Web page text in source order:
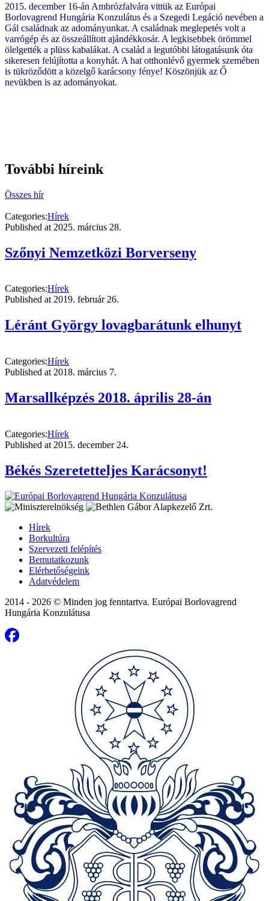
2015. december 16-án Ambrózfalvára vittük az Európai
Borlovagrend Hungária Konzulátus és a Szegedi Legáció nevében a
Gál családnak az adományunkat. A családnak meglepetés volt a
varrógép és az összeállított ajándékkosár. A legkisebbek örömmel
ölelgették a plüss kabalákat. A család a legutóbbi látogatásunk óta
sikeresen felújította a konyhát. A hat otthonlévő gyermek szemében
is tükröződött a közelgő karácsony fénye! Köszönjük az Ő
nevükben is az adományokat.
További híreink
Összes hír
Categories:Hírek
Published at 2025. március 28.
Szőnyi Nemzetközi Borverseny
Categories:Hírek
Published at 2019. február 26.
Léránt György lovagbarátunk elhunyt
Categories:Hírek
Published at 2018. március 7.
Marsallképzés 2018. április 28-án
Categories:Hírek
Published at 2015. december 24.
Békés Szeretetteljes Karácsonyt!
Hírek
Borkultúra
Szervezeti felépítés
Bemutatkozunk
Elérhetőségeink
Adatvédelem
2014 - 2026 © Minden jog fenntartva. Európai Borlovagrend
Hungária Konzulátusa